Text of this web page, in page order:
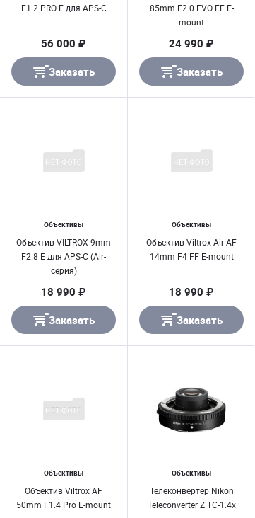
F1.2 PRO E для APS-C
56 000 ₽
Заказать
85mm F2.0 EVO FF E-
mount
24 990 ₽
Заказать
Объективы
Объектив VILTROX 9mm
F2.8 E для APS-C (Air-
серия)
18 990 ₽
Заказать
Объективы
Объектив Viltrox Air AF
14mm F4 FF E-mount
18 990 ₽
Заказать
Объективы
Объектив Viltrox AF
50mm F1.4 Pro E-mount
Объективы
Телеконвертер Nikon
Teleconverter Z TC-1.4x